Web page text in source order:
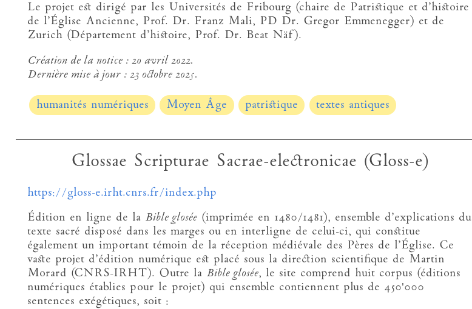
Le projet est dirigé par les Universités de Fribourg (chaire de Patristique et d’histoire
de l’Église Ancienne, Prof. Dr. Franz Mali, PD Dr. Gregor Emmenegger) et de
Zurich (Département d’histoire, Prof. Dr. Beat Näf).
Création de la notice : 20 avril 2022.
Dernière mise à jour : 23 octobre 2025.
humanités numériques Moyen Âge patristique textes antiques
Glossae Scripturae Sacrae-electronicae (Gloss-e)
https://gloss-e.irht.cnrs.fr/index.php
Édition en ligne de la Bible glosée(imprimée en 1480/1481), ensemble d’explications du
texte sacré disposé dans les marges ou en interligne de celui-ci, qui constitue
également un important témoin de la réception médiévale des Pères de l’Église. Ce
vaste projet d’édition numérique est placé sous la direction scientifique de Martin
Morard (CNRS-IRHT). Outre la Bible glosée, le site comprend huit corpus (éditions
numériques établies pour le projet) qui ensemble contiennent plus de 450'000
sentences exégétiques, soit :